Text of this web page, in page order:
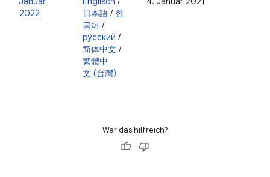
2022
日本語 / 한
국어 /
ру́сский /
简体中文 /
繁體中
文 (台灣)
War das hilfreich?